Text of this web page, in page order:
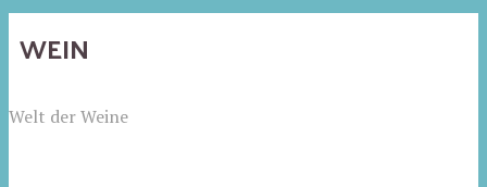
WEIN
Welt der Weine